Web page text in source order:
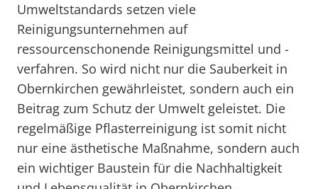
Umweltstandards setzen viele
Reinigungsunternehmen auf
ressourcenschonende Reinigungsmittel und -
verfahren. So wird nicht nur die Sauberkeit in
Obernkirchen gewährleistet, sondern auch ein
Beitrag zum Schutz der Umwelt geleistet. Die
regelmäßige Pflasterreinigung ist somit nicht
nur eine ästhetische Maßnahme, sondern auch
ein wichtiger Baustein für die Nachhaltigkeit